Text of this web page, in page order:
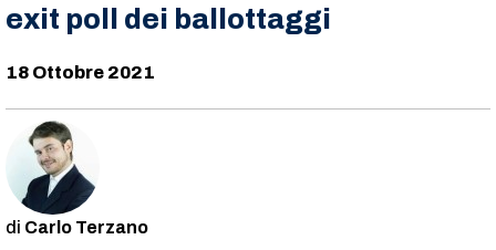
exit poll dei ballottaggi
18 Ottobre 2021
Carlo Terzano